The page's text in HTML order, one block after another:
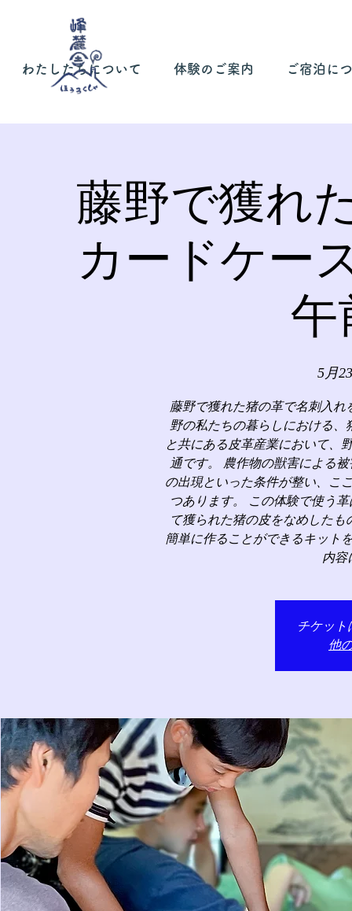
わたしたちについて 体験のご案内 ご宿泊に
藤野で獲れ
カードケー
午
5月
藤野で獲れた猪の革で名刺入
野の私たちの暮らしにおける
と共にある皮革産業において、
通です。 農作物の獣害による
の出現といった条件が整い、こ
つあります。 この体験で使う
て獲られた猪の皮をなめした
簡単に作ることができるキット
内容
チケット
他